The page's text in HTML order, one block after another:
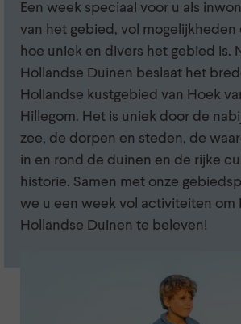
Een week speciaal voor u als
van het gebied, vol mogelijkheden
hoe uniek en divers het gebied is.
Hollandse Duinen beslaat het
Hollandse kustgebied van Hoek
Hillegom. Het is uniek door de
zee, de dorpen en steden, de
in en rond de duinen en de rijke
historie. Samen met onze
we u een week vol activiteiten om
Hollandse Duinen te beleven!